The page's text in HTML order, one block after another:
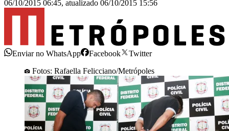
06/10/2015 06:45, atualizado 06/10/2015 15:56
Enviar no WhatsApp Facebook
Twitter
Fotos: Rafaella Felicciano/Metrópoles